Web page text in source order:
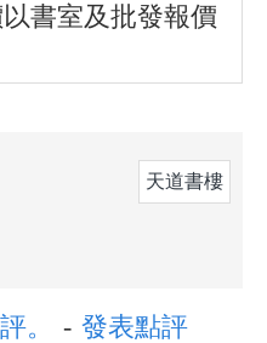
書室及批發報價
天道書樓
。 - 發表點評